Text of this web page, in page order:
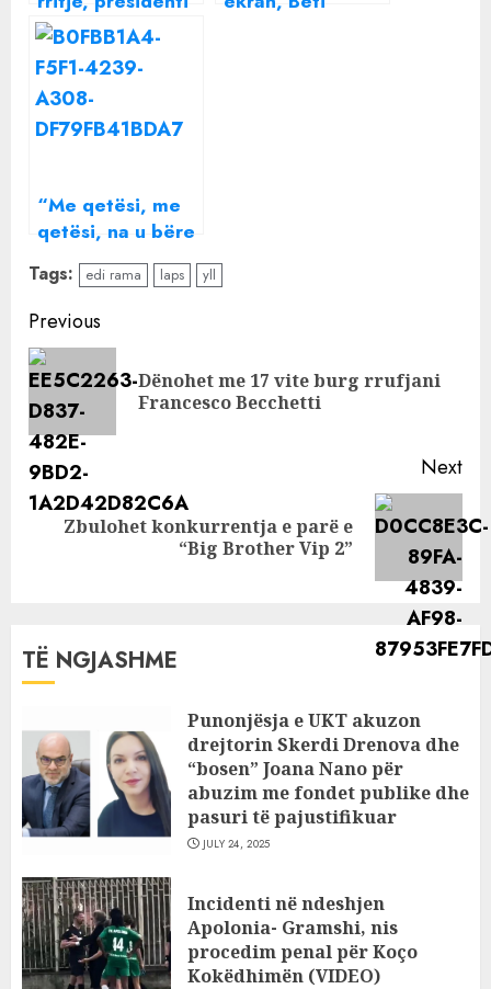
ukrainas kërkon
takim ballë për
ballë me Putin
“Me qetësi, me
qetësi, na u bëre
si Ilir Meta”,
Rama dhe Tabaku
përplasen ashpër
për pagesat e
inceneratorëve
Tags: edi rama laps yll
Continue
Reading
Previous
Dënohet me 17 vite burg rrufjani
Francesco Becchetti
Next
NextZbulohet konkurrentja e parë e
“Big Brother Vip 2”
TË NGJASHME
Punonjësja e UKT akuzon
drejtorin Skerdi Drenova dhe
“bosen” Joana Nano për
abuzim me fondet publike dhe
pasuri të pajustifikuar
JULY 24, 2025
Incidenti në ndeshjen
Apolonia- Gramshi, nis
procedim penal për Koço
Kokëdhimën (VIDEO)